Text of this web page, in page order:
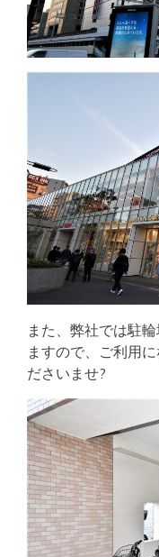
また、弊社では駐
ますので、ご利用
ださいませ?